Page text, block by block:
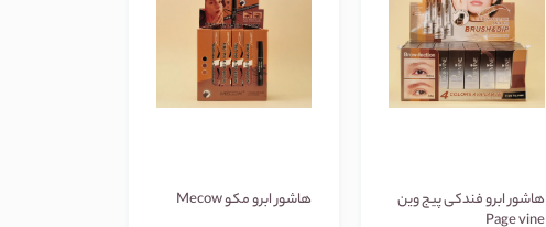
هاشور ابرو فندکی پیج وین
Page vine
هاشور ابرو مکو Mecow